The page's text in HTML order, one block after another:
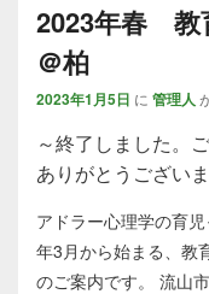
2023年春 教
＠柏
2023年1月5日 に 管理人
～終了しました。
ありがとうござい
アドラー心理学の育
年3月から始まる、教
のご案内です。 流山